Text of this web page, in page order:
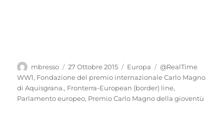
Autore
mbresso
Pubblicato
il
27 Ottobre 2015 Categorie
Europa Tag
@RealTime
WW1, Fondazione del premio internazionale Carlo Magno
di Aquisgrana., Fronterra-European (border) line,
Parlamento europeo, Premio Carlo Magno della gioventù